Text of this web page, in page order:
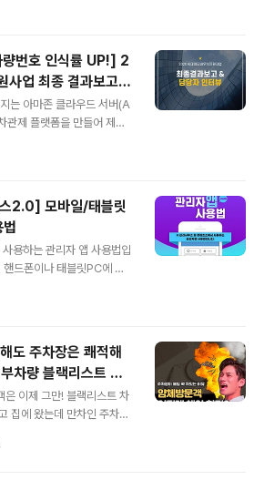
관리, 택배, 분리수거 등은
바이스)와 서버 간 동기화
을까요? 이는 1계정 1 디바이
에, 보안 문제로 접속을 차단
일 앱의 운영 원칙 │ 1계정
는 원활한 차량 알림 및 개
대전화에서 하나의 계정만
가지는 운영 원칙은 다음
번호 인식률 UP!] 2
사업 최종 결과보고
는 아마존 클라우드 서버(A
관제 플랫폼을 만들어 제공
에 구애받지 않는 독보적
있습니다. 최근 주차 관제
면서 로컬 서버 기반에서
꾀하는 기업들이 많아졌는
계 더 차별화된 기술을 선보
이지 않고 있답니다. 2020
정인식률을 보이고 있습니
2.0] 모바일/태블릿
용하는 관리자 앱 사용법입
드폰이나 태블릿PC에 와
으면 인터넷이 안됩니다.
째, 앱다운로드 방법입니
계신다면 구글 플레이스
면 애플 앱 다운로드 마켓
설치해주세요. 앱을 다운로
비밀번호를 입력하고 '아이
인이 됩니다. 관리자 계정
도 주차장은 쾌적해
차량 블랙리스트 지
은 이제 그만! 블랙리스트 차
집에 왔는데 만차인 주차장
로 등록된 입주민 차량이